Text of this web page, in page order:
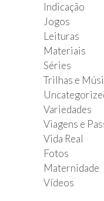
Indicação
Jogos
Leituras
Materiais
Séries
Trilhas e
Variedades
Viagens e
Vida Real
Fotos
Maternidade
Vídeos